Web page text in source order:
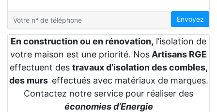
Envoyez
En construction ou en rénovation, l’isolation de
votre maison est une priorité. Nos Artisans RGE
effectuent des travaux d’isolation des combles,
des murs effectués avec matériaux de marques.
Contactez notre service pour réaliser des
économies d’Energie